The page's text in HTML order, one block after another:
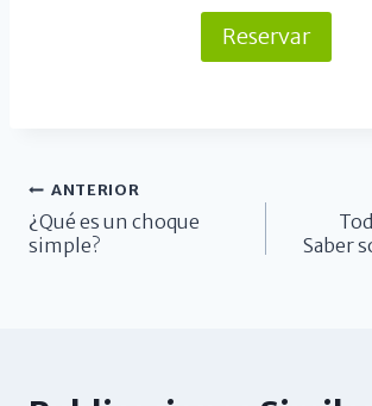
Reservar
ANTERIOR
¿Qué es un choque
simple?
Saber